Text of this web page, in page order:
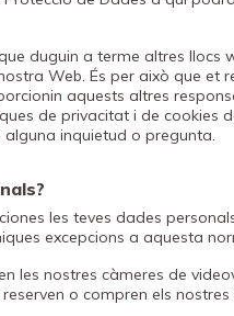
duguin a terme altres llocs
Web. És per això que et
aquests altres
de privacitat i de cookies
inquietud o pregunta.
les teves dades
excepcions a aquesta
les nostres càmeres de
o compren els